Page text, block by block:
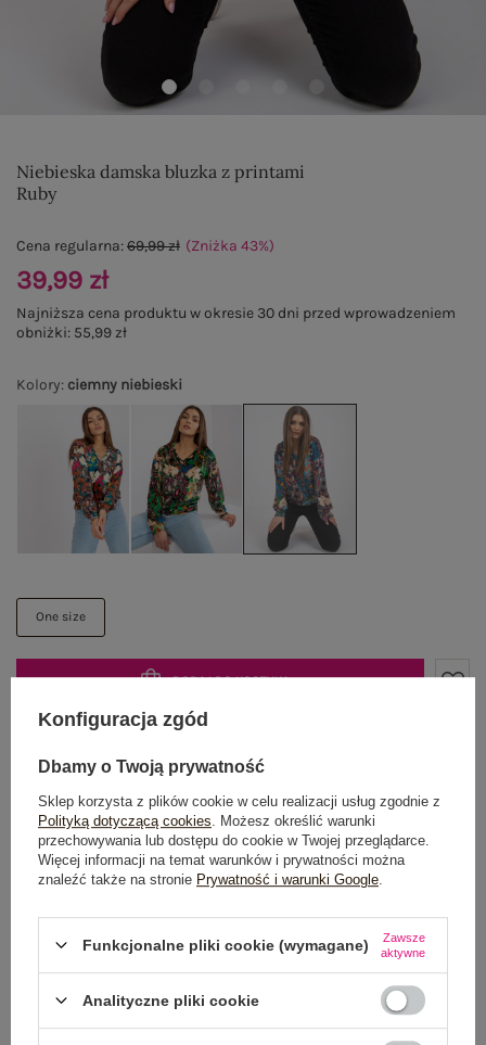
Niebieska damska bluzka z printami
Ruby
Kolory: ciemny niebieski
One size
Cena regularna:69,99 zł (Zniżka 43%)
39,99 zł
Najniższa cena produktu w okresie 30 dni przed wprowadzeniem
obniżki: 55,99 zł
DODAJ DO KOSZYKA
Możesz kupić także poprzez:
Dostawaod 7,99 zł
Do darmowej dostawy brakuje 200,00 zł
Wysyłka wponiedziałek
Konfiguracja zgód
Dbamy o Twoją prywatność
Sklep korzysta z plików cookie w celu realizacji usług zgodnie z
Polityką dotyczącą cookies . Możesz określić warunki
przechowywania lub dostępu do cookie w Twojej przeglądarce.
Więcej informacji na temat warunków i prywatności można
znaleźć także na stronie Prywatność i warunki Google
Funkcjonalne pliki cookie (wymagane)
Zawsze
aktywne
Analityczne pliki cookie